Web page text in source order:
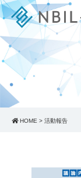
HOME > 活動報告